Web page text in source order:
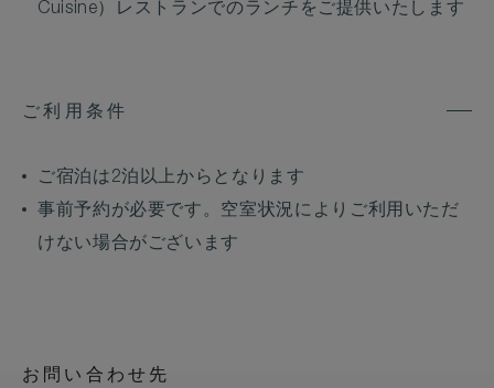
Cuisine）レストランでのランチをご提供いたします
ご利用条件
ご宿泊は2泊以上からとなります
事前予約が必要です。空室状況によりご利用いただ
けない場合がございます
お問い合わせ先